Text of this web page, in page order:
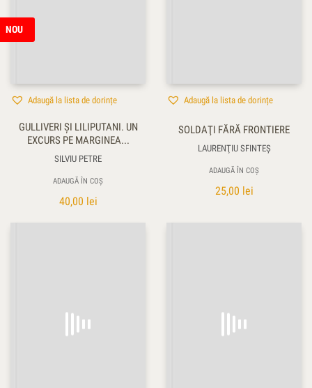
NOU
Adaugă la lista de dorințe
GULLIVERI ŞI LILIPUTANI. UN
EXCURS PE MARGINEA...
SILVIU PETRE
ADAUGĂ ÎN COȘ
40,00 lei
Adaugă la lista de dorințe
SOLDAŢI FĂRĂ FRONTIERE
LAURENŢIU SFINTEȘ
ADAUGĂ ÎN COȘ
25,00 lei